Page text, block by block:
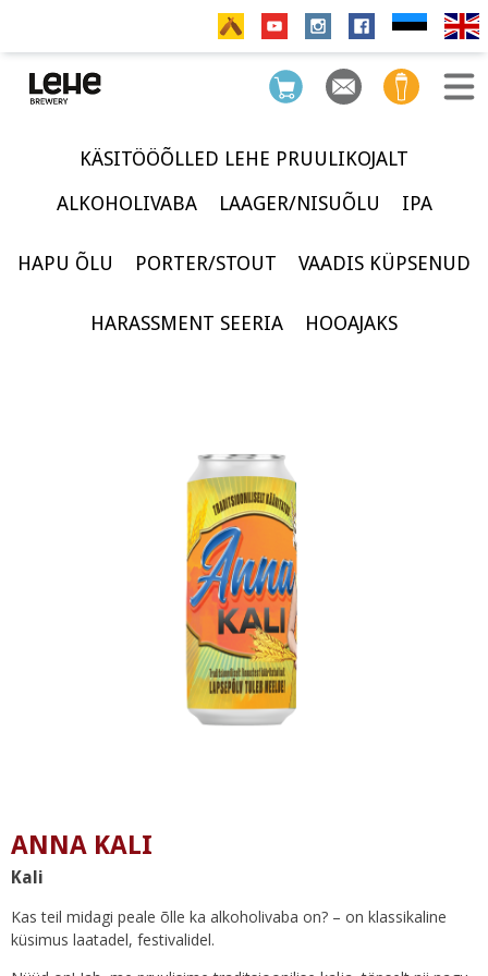
KÄSITÖÖÕLLED LEHE PRUULIKOJALT
ALKOHOLIVABA
LAAGER/NISUÕLU IPA
HAPU ÕLU PORTER/STOUT VAADIS KÜPSENUD
HARASSMENT SEERIA HOOAJAKS
ANNA KALI
Kali
Kas teil midagi peale õlle ka alkoholivaba on? – on klassikaline
küsimus laatadel, festivalidel.